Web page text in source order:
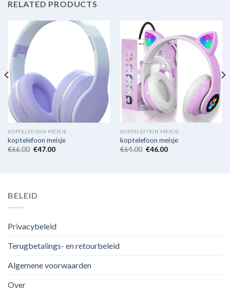
RELATED PRODUCTS
KOPTELEFOON MEISJE
koptelefoon meisje
€66.00 €47.00
KOPTELEFOON MEISJE
koptelefoon meisje
€64.00 €46.00
BELEID
Privacybeleid
Terugbetalings- en retourbeleid
Algemene voorwaarden
Over